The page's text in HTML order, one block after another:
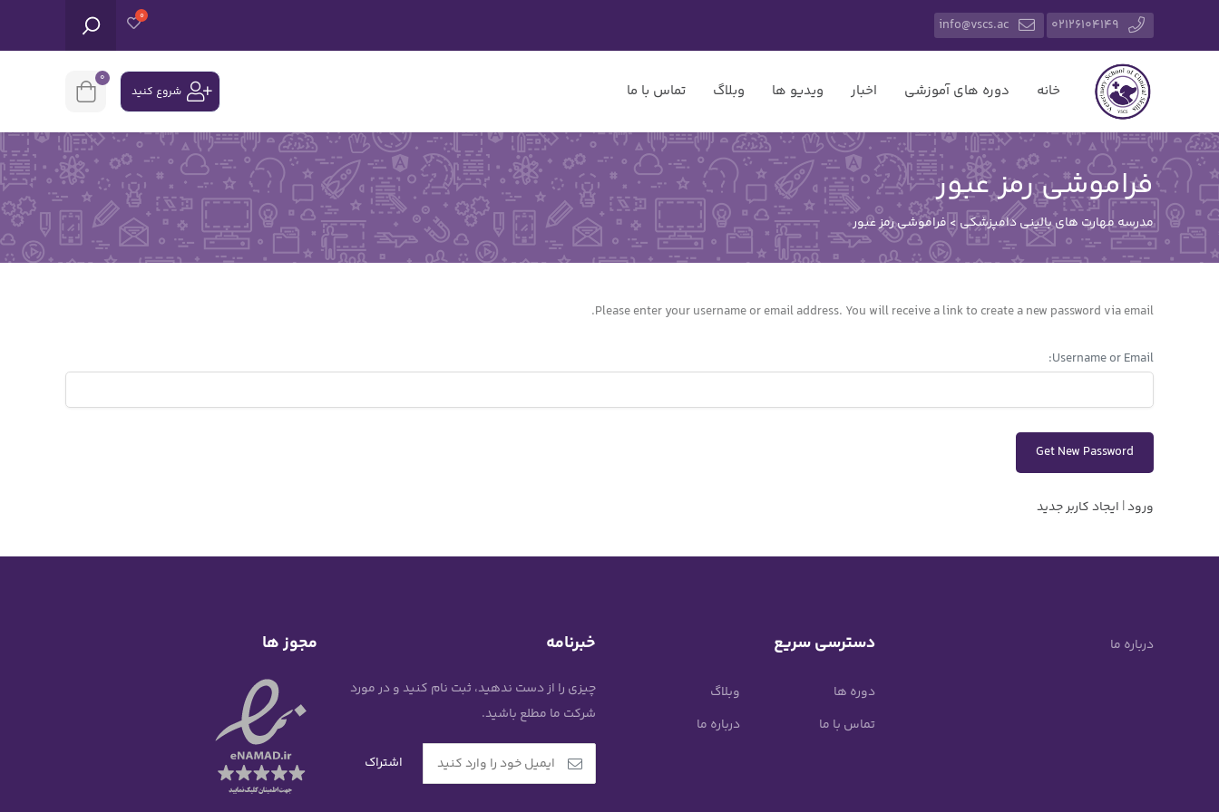
02126104149
info@vscs.ac
خانه دوره های آموزشی اخبار ویدیو ها وبلاگ تماس با ما شروع کنید
0
فراموشی رمز عبور
مدرسه مهارت های بالینی دامپزشکی > فراموشی رمز عبور
Please enter your username or email address. You will receive a link to create a new password via email.
Username or Email:
ورود| ایجاد کاربر جدید
درباره ما دسترسی سریع
دوره ها
وبلاگ
تماس با ما
درباره ما
خبرنامه
چیزی را از دست ندهید، ثبت نام کنید و در مورد
شرکت ما مطلع باشید.
مجوز ها